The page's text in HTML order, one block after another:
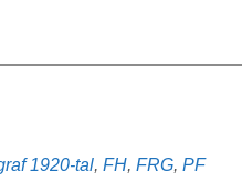
Etiketter
1920-tal, FH, FRG, PF